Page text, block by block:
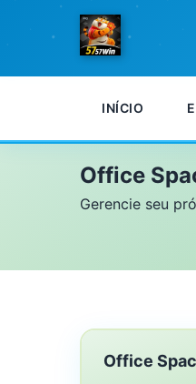
INÍCIO
Office
Gerencie seu
Office